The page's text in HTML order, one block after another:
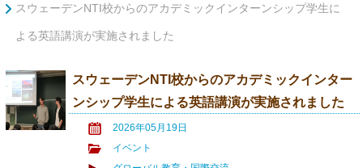
スウェーデンNTI校からのアカデミックインターンシップ学生に
よる英語講演が実施されました
スウェーデンNTI校からのアカデミックインター
ンシップ学生による英語講演が実施されました
2026年05月19日
イベント